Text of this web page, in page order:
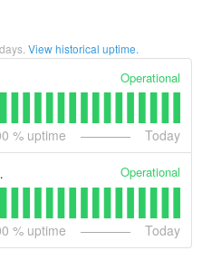
days. View historical uptime.
Operational
% uptime Today
Operational
% uptime Today